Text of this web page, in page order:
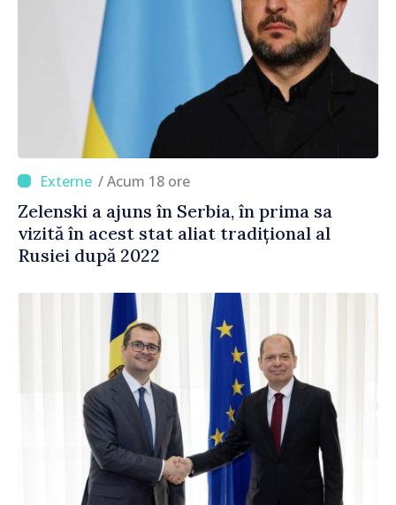
/ Acum 18 ore
Zelenski a ajuns în Serbia, în prima sa
vizită în acest stat aliat tradițional al
Rusiei după 2022